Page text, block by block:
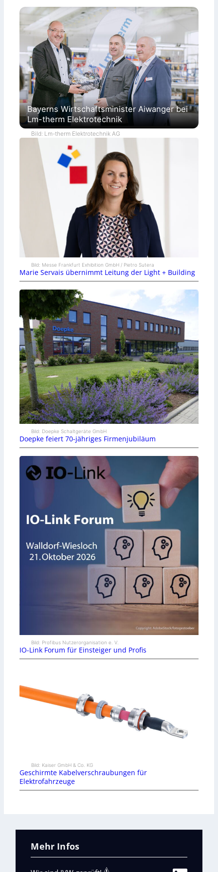
Bayerns Wirtschaftsminister Aiwanger bei
Lm-therm Elektrotechnik
Bild: Lm-therm Elektrotechnik AG
Bild: Messe Frankfurt Exhibition GmbH / Pietro Sutera
Marie Servais übernimmt Leitung der Light + Building
Bild: Doepke Schaltgeräte GmbH
Doepke feiert 70-jähriges Firmenjubiläum
Bild: Profibus Nutzerorganisation e. V.
IO-Link Forum für Einsteiger und Profis
Bild: Kaiser GmbH & Co. KG
Geschirmte Kabelverschraubungen für
Elektrofahrzeuge
Mehr Infos